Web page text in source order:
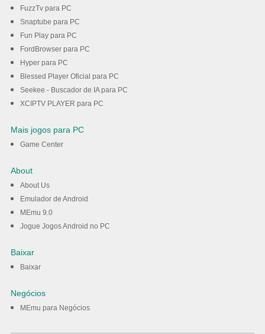
FuzzTv para PC
Snaptube para PC
Fun Play para PC
FordBrowser para PC
Hyper para PC
Blessed Player Oficial para PC
Seekee - Buscador de IA para PC
XCIPTV PLAYER para PC
Mais jogos para PC
Game Center
About
About Us
Emulador de Android
MEmu 9.0
Jogue Jogos Android no PC
Baixar
Baixar
Negócios
MEmu para Negócios